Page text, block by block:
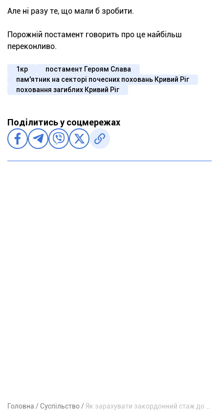
Але ні разу те, що мали б зробити.
Порожній постамент говорить про це найбільш
переконливо.
1кр
постамент Героям Слава
пам'ятник на секторі почесних поховань Кривий Ріг
поховання загиблих Кривий Ріг
Поділитись у соцмережах
Головна Суспільство